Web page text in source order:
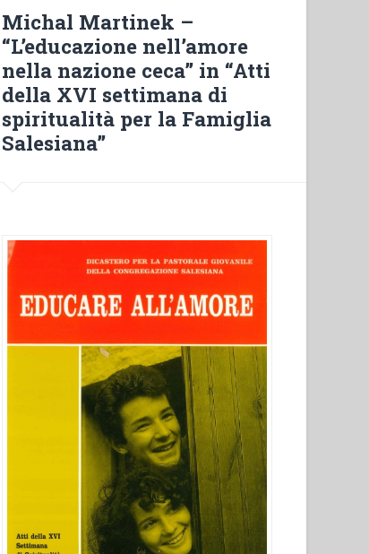
XXIV
capitulo
general”
Michal Martinek –
“L’educazione nell’amore
nella nazione ceca” in “Atti
della XVI settimana di
spiritualità per la Famiglia
Salesiana”